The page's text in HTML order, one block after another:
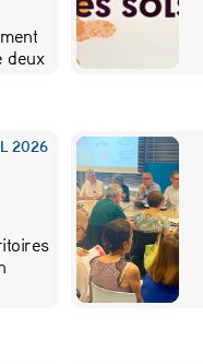
deux
2026